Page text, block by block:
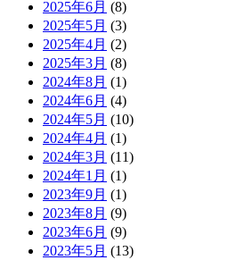
2025年6月 (8)
2025年5月 (3)
2025年4月 (2)
2025年3月 (8)
2024年8月 (1)
2024年6月 (4)
2024年5月 (10)
2024年4月 (1)
2024年3月 (11)
2024年1月 (1)
2023年9月 (1)
2023年8月 (9)
2023年6月 (9)
2023年5月 (13)